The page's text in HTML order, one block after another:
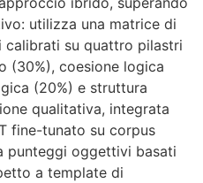
utilizza una matrice di
su quattro pilastri
(30%), coesione logica
(20%) e struttura
qualitativa, integrata
fine-tunato su corpus
punteggi oggettivi basati
a template di